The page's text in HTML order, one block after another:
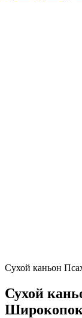
Сухой каньон
Сухой